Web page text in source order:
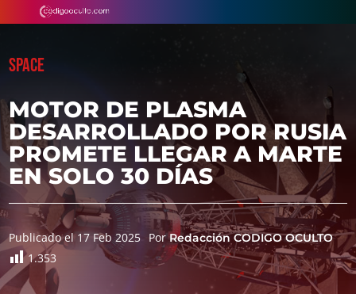
SPACE
MOTOR DE PLASMA
DESARROLLADO POR RUSIA
PROMETE LLEGAR A MARTE
EN SOLO 30 DÍAS
Publicado el 17 Feb 2025 PorRedacción CODIGO OCULTO
1.353